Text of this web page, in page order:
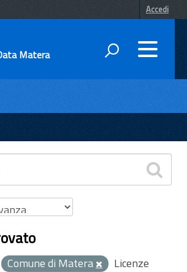
Accedi
Matera
Comune di Matera
Licenze